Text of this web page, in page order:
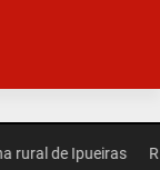
de Ipueiras